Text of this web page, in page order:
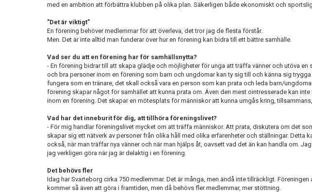
med en ambition att förbättra klubben på olika plan. Säkerligen både ekonomiskt och
”Det är viktigt”
En förening behöver medlemmar för att överleva, det tror jag de flesta förstår.
Men. Det är inte alltid man funderar över hur en förening kan bidra till ett bättre samhälle.
Vad ser du att en förening har för samhällsnytta?
- En förening bidrar till att skapa glädje och möjligheter för unga att träffa vänner och utöva en
och bra personer inom en förening som barn och ungdomar kan ty sig till och känna sig
fungera som en tränare, det skall också vara en person som kan prata och leda barn/
förening skapar något för samhället att kunna prata om. Även den mest ointresserade kan
inom en förening. Det skapar en mötesplats för människor att kunna umgås kring, tillsammans,
Vad har det inneburit för dig, att tillhöra föreningslivet?
- För mig handlar föreningslivet mycket om att träffa människor. Att prata, diskutera om det
skapar sig ett nätverk av personer från olika håll med olika erfarenheter och ställningar. Detta
också, när man träffar nya vänner och när man hjälps åt, oavsett vad det än kan handla om.
jag verkligen göra när jag är delaktig i en förening.
Det behövs fler
Idag har Svarteborg cirka 750 medlemmar. Det är många, men ändå inte tillräckligt.
kommer så även att göra i framtiden, men då behövs fler medlemmar, mer stöttning.